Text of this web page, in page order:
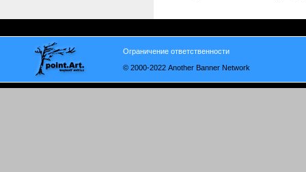
Ограничение ответственности
© 2000-2022 Another Banner Network